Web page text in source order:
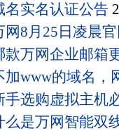
名实名认证公告
网8月25日凌晨
款万网企业邮箱
加www的域名，
手选购虚拟主机
么是万网智能双